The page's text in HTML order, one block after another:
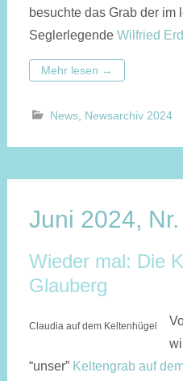
besuchte das Grab der im
Seglerlegende Wilfried
Mehr lesen →
News, Newsarchiv 2024
Juni 2024,
Wieder mal: Die
Glauberg
Claudia auf dem Keltenhügel
“unser” Keltengrab auf